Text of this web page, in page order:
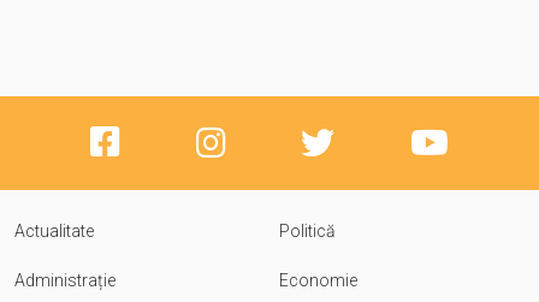
Actualitate Politică
Administrație Economie